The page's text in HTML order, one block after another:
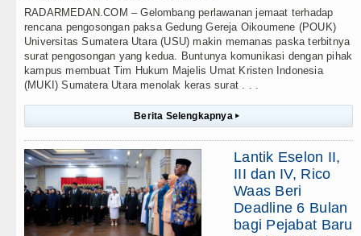
RADARMEDAN.COM – Gelombang perlawanan jemaat terhadap
rencana pengosongan paksa Gedung Gereja Oikoumene (POUK)
Universitas Sumatera Utara (USU) makin memanas paska terbitnya
surat pengosongan yang kedua. Buntunya komunikasi dengan pihak
kampus membuat Tim Hukum Majelis Umat Kristen Indonesia
(MUKI) Sumatera Utara menolak keras surat . . .
Berita Selengkapnya ▸
Lantik Eselon II,
III dan IV, Rico
Waas Beri
Deadline 6 Bulan
bagi Pejabat Baru